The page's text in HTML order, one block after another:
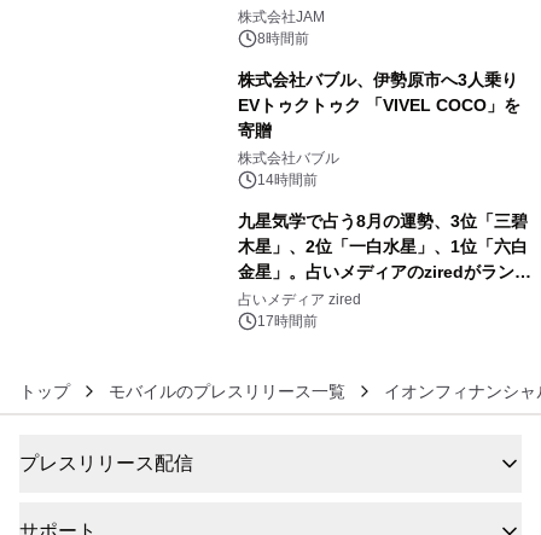
GR 4車種の FUNBOO(ミニカー)付き
メニューが展開されます
株式会社JAM
8時間前
株式会社バブル、伊勢原市へ3人乗り
EVトゥクトゥク 「VIVEL COCO」を
寄贈
株式会社バブル
14時間前
九星気学で占う8月の運勢、3位「三碧
木星」、2位「一白水星」、1位「六白
金星」。占いメディアのziredがランキ
ングを発表
占いメディア zired
17時間前
トップ モバイルのプレスリリース一覧 イオンフィナンシ
プレスリリース配信
サポート